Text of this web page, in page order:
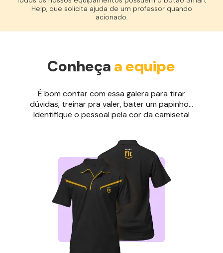
Help, que solicita ajuda de um professor quando
acionado.
Conheça a equipe
É bom contar com essa galera para tirar
dúvidas, treinar pra valer, bater um papinho...
Identifique o pessoal pela cor da camiseta!